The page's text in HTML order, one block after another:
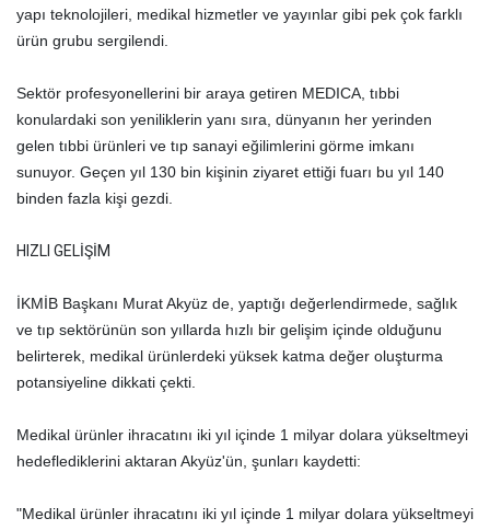
yapı teknolojileri, medikal hizmetler ve yayınlar gibi pek çok farklı
ürün grubu sergilendi.
Sektör profesyonellerini bir araya getiren MEDICA, tıbbi
konulardaki son yeniliklerin yanı sıra, dünyanın her yerinden
gelen tıbbi ürünleri ve tıp sanayi eğilimlerini görme imkanı
sunuyor. Geçen yıl 130 bin kişinin ziyaret ettiği fuarı bu yıl 140
binden fazla kişi gezdi.
HIZLI GELİŞİM
İKMİB Başkanı Murat Akyüz de, yaptığı değerlendirmede, sağlık
ve tıp sektörünün son yıllarda hızlı bir gelişim içinde olduğunu
belirterek, medikal ürünlerdeki yüksek katma değer oluşturma
potansiyeline dikkati çekti.
Medikal ürünler ihracatını iki yıl içinde 1 milyar dolara yükseltmeyi
hedeflediklerini aktaran Akyüz'ün, şunları kaydetti:
"Medikal ürünler ihracatını iki yıl içinde 1 milyar dolara yükseltmeyi